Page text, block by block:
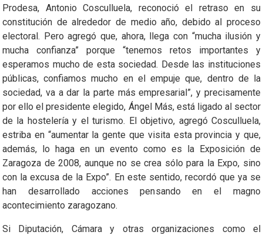
Prodesa, Antonio Cosculluela, reconoció el retraso en su
constitución de alrededor de medio año, debido al proceso
electoral. Pero agregó que, ahora, llega con “mucha ilusión y
mucha confianza” porque “tenemos retos importantes y
esperamos mucho de esta sociedad. Desde las instituciones
públicas, confiamos mucho en el empuje que, dentro de la
sociedad, va a dar la parte más empresarial”, y precisamente
por ello el presidente elegido, Ángel Más, está ligado al sector
de la hostelería y el turismo. El objetivo, agregó Cosculluela,
estriba en “aumentar la gente que visita esta provincia y que,
además, lo haga en un evento como es la Exposición de
Zaragoza de 2008, aunque no se crea sólo para la Expo, sino
con la excusa de la Expo”. En este sentido, recordó que ya se
han desarrollado acciones pensando en el magno
acontecimiento zaragozano.
Si Diputación, Cámara y otras organizaciones como el